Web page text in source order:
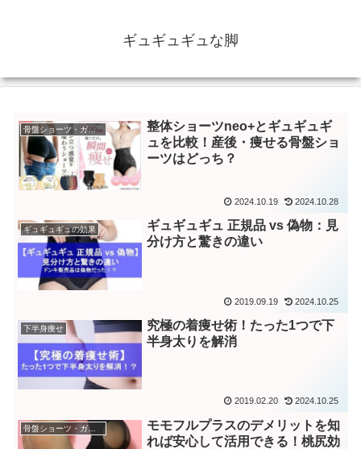
ギュギュギュな脚
骨盤ショーツ・ガードル
整体ショーツneo+とギュギュギ
ュを比較！産後・痩せる骨盤ショ
ーツはどっち？
2024.10.19 2024.10.28
ギュギュギュの効果
ギュギュギュ 正規品 vs 偽物：見
分け方と驚きの違い
2019.09.19 2024.10.25
下半身痩せ
究極の着痩せ術！たった1つで下
半身太りを解消
2019.02.20 2024.10.25
骨盤ショーツ・ガードル
モモフルプラスのデメリットを知
れば安心して活用できる！桃尻効